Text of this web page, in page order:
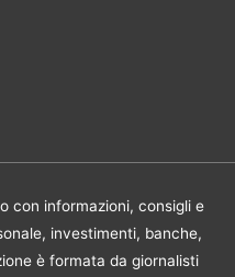
con informazioni, consigli e
investimenti, banche,
è formata da giornalisti